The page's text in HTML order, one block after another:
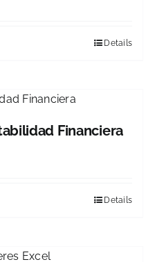
Details
Financiera
Details